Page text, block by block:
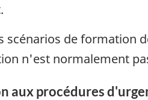
scénarios de formation
n'est normalement
aux procédures